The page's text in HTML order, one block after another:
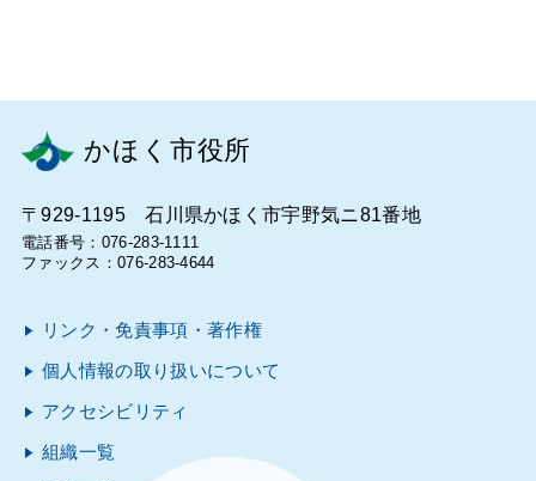
かほく市役所
〒929-1195 石川県かほく市宇野気ニ81番地
電話番号：076-283-1111
ファックス：076-283-4644
リンク・免責事項・著作権
個人情報の取り扱いについて
アクセシビリティ
組織一覧